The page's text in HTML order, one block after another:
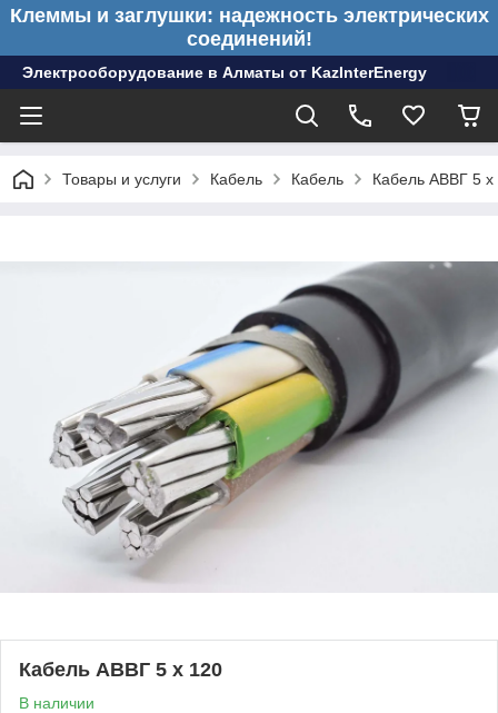
Клеммы и заглушки: надежность электрических
соединений!
Электрооборудование в Алматы от KazInterEnergy
Товары и услуги Кабель Кабель Кабель АВВГ 5 х
Кабель АВВГ 5 х 120
В наличии